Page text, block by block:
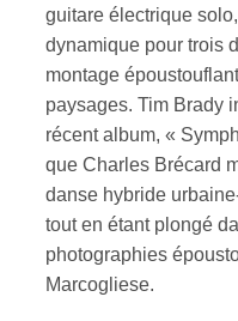
guitare électrique
dynamique pour trois
montage
paysages. Tim Brady
récent album, «
que Charles Brécard
danse hybride
tout en étant plongé
photographies
Marcogliese.